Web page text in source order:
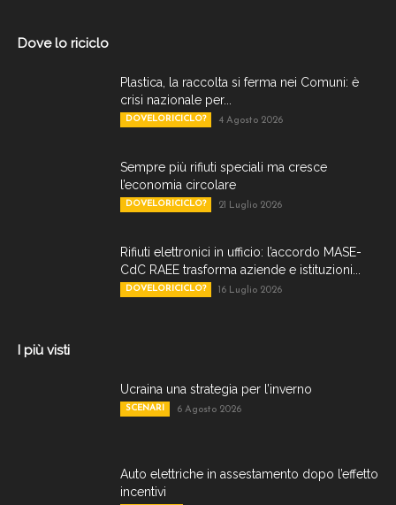
Dove lo riciclo
Plastica, la raccolta si ferma nei Comuni: è
crisi nazionale per...
DOVELORICICLO? 4 Agosto 2026
Sempre più rifiuti speciali ma cresce
l’economia circolare
DOVELORICICLO? 21 Luglio 2026
Rifiuti elettronici in ufficio: l’accordo MASE-
CdC RAEE trasforma aziende e istituzioni...
DOVELORICICLO? 16 Luglio 2026
I più visti
Ucraina una strategia per l’inverno
SCENARI 6 Agosto 2026
Auto elettriche in assestamento dopo l’effetto
incentivi